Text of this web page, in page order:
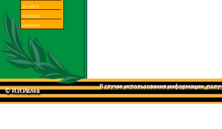
© И.И.Ивлев
В случае использования информации,